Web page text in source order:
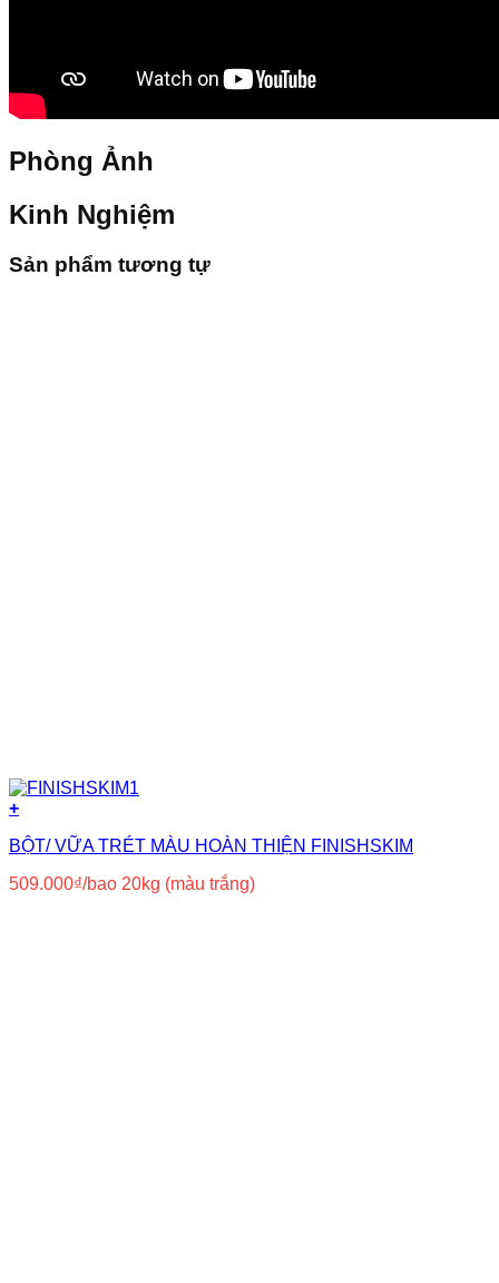
Phòng Ảnh
Kinh Nghiệm
Sản phẩm tương tự
+
BỘT/ VỮA TRÉT MÀU HOÀN THIỆN FINISHSKIM
509.000₫/bao 20kg (màu trắng)